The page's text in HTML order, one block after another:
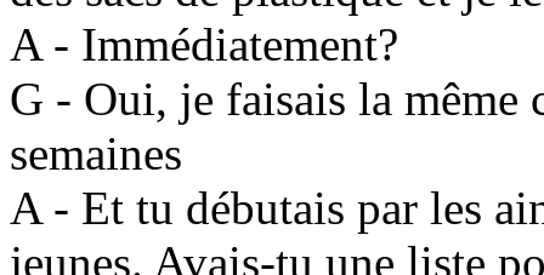
A - Immédiatement?
G - Oui, je faisais la même
semaines
A - Et tu débutais par les
jeunes. Avais-tu une liste